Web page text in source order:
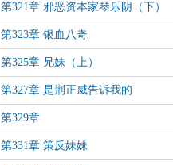
第321章 邪恶资本家琴乐阴（下）
第323章 银血八奇
第325章 兄妹（上）
第327章 是荆正威告诉我的
第329章
第331章 策反妹妹